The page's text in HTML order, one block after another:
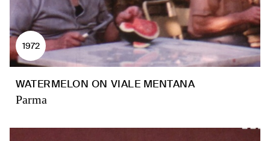
1972
WATERMELON ON VIALE MENTANA
Parma